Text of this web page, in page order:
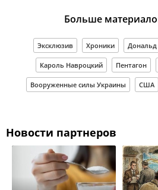
Больше
Эксклюзив Хроники Дональд
Кароль Навроцкий Пентагон
Вооруженные силы Украины США
Новости партнеров